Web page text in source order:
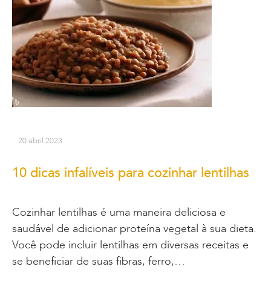
20 abril 2023
10 dicas infalíveis para cozinhar lentilhas
Cozinhar lentilhas é uma maneira deliciosa e
saudável de adicionar proteína vegetal à sua dieta.
Você pode incluir lentilhas em diversas receitas e
se beneficiar de suas fibras, ferro,…